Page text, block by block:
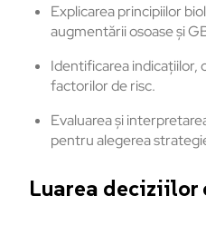
Explicarea principiilor
augmentării osoase și
Identificarea indicațiilor,
factorilor de risc.
Evaluarea și
pentru alegerea
Luarea deciziilor